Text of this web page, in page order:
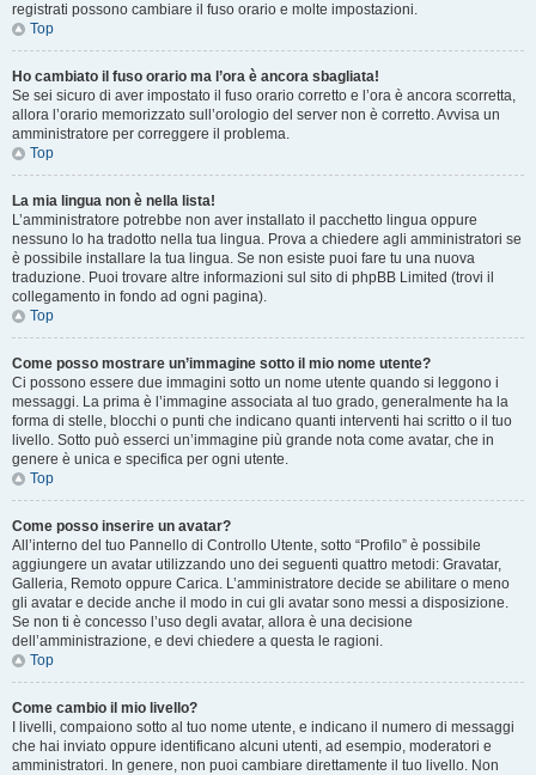
registrati possono cambiare il fuso orario e molte impostazioni.
Top
Ho cambiato il fuso orario ma l’ora è ancora sbagliata!
Se sei sicuro di aver impostato il fuso orario corretto e l’ora è ancora scorretta,
allora l’orario memorizzato sull’orologio del server non è corretto. Avvisa un
amministratore per correggere il problema.
Top
La mia lingua non è nella lista!
L’amministratore potrebbe non aver installato il pacchetto lingua oppure
nessuno lo ha tradotto nella tua lingua. Prova a chiedere agli amministratori se
è possibile installare la tua lingua. Se non esiste puoi fare tu una nuova
traduzione. Puoi trovare altre informazioni sul sito di phpBB Limited (trovi il
collegamento in fondo ad ogni pagina).
Top
Come posso mostrare un’immagine sotto il mio nome utente?
Ci possono essere due immagini sotto un nome utente quando si leggono i
messaggi. La prima è l’immagine associata al tuo grado, generalmente ha la
forma di stelle, blocchi o punti che indicano quanti interventi hai scritto o il tuo
livello. Sotto può esserci un’immagine più grande nota come avatar, che in
genere è unica e specifica per ogni utente.
Top
Come posso inserire un avatar?
All’interno del tuo Pannello di Controllo Utente, sotto “Profilo” è possibile
aggiungere un avatar utilizzando uno dei seguenti quattro metodi: Gravatar,
Galleria, Remoto oppure Carica. L’amministratore decide se abilitare o meno
gli avatar e decide anche il modo in cui gli avatar sono messi a disposizione.
Se non ti è concesso l’uso degli avatar, allora è una decisione
dell’amministrazione, e devi chiedere a questa le ragioni.
Top
Come cambio il mio livello?
I livelli, compaiono sotto al tuo nome utente, e indicano il numero di messaggi
che hai inviato oppure identificano alcuni utenti, ad esempio, moderatori e
amministratori. In genere, non puoi cambiare direttamente il tuo livello. Non